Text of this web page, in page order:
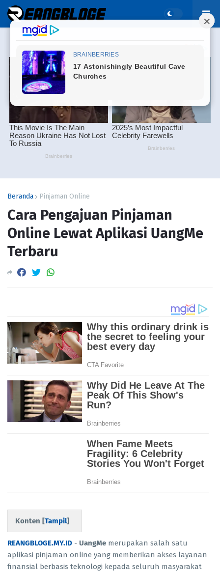
Beranda Pinjaman Online
Cara Pengajuan Pinjaman
Online Lewat Aplikasi UangMe
Terbaru
Konten [Tampil]
REANGBLOGE.MY.ID - UangMe merupakan salah satu
aplikasi pinjaman online yang memberikan akses layanan
finansial berbasis teknologi kepada seluruh masyarakat